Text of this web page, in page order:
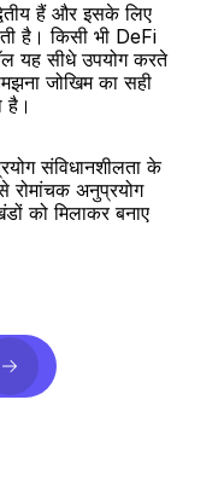
हैं और इसके लिए
है। किसी भी DeFi
यह सीधे उपयोग करते
जोखिम का सही
है।
संविधानशीलता के
अनुप्रयोग
को मिलाकर बनाए